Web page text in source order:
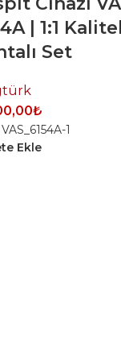
| 1:1
Set
₺
VAS_6154A-1
Ekle